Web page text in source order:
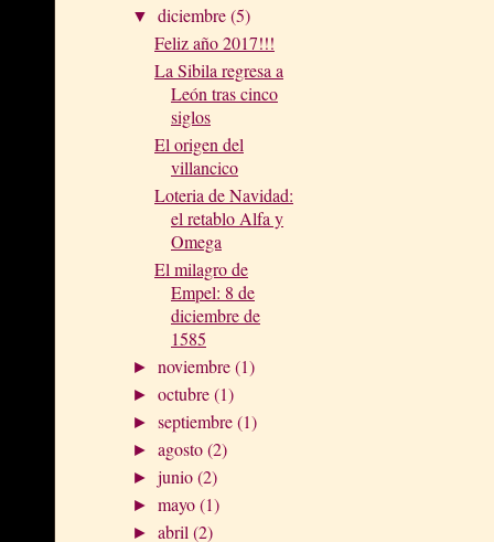
▼diciembre(5)
Feliz año 2017!!!
La Sibila regresa a
León tras cinco
siglos
El origen del
villancico
Loteria de Navidad:
el retablo Alfa y
Omega
El milagro de
Empel: 8 de
diciembre de
1585
►noviembre(1)
►octubre(1)
►septiembre(1)
►agosto(2)
►junio(2)
►mayo(1)
►abril(2)